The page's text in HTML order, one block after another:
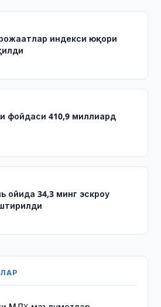
индекси юқори
фойдаси 410,9 миллиард
ойида 34,3 минг эскроу